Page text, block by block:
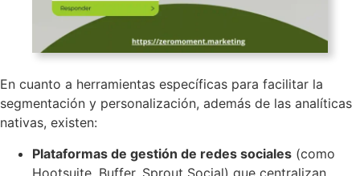
En cuanto a herramientas específicas para facilitar la
segmentación y personalización, además de las analíticas
nativas, existen:
Plataformas de gestión de redes sociales (como
Hootsuite, Buffer, Sprout Social) que centralizan